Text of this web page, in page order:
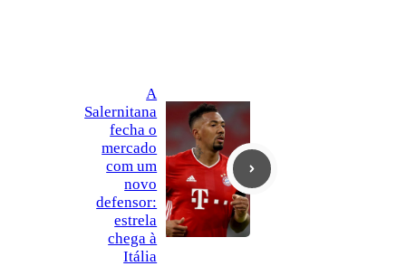
A
Salernitana
fecha o
mercado
com um
novo
defensor:
estrela
chega à
Itália